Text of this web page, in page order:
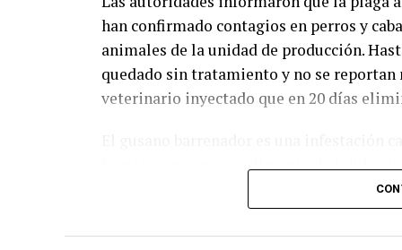
han confirmado contagios en perros y
animales de la unidad de producción.
quedado sin tratamiento y no se
veterinario inyectado que en 20 días
hominivorax que se alimenta de tejido
huevos en una herida pequeña y en un
alimentarse del animal. Por ello es
crecen, que tienen mal olor o secreción,